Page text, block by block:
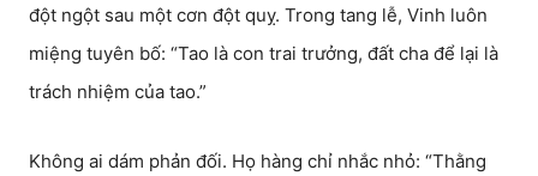
đột ngột sau một cơn đột quỵ. Trong tang lễ, Vinh luôn
miệng tuyên bố: “Tao là con trai trưởng, đất cha để lại là
trách nhiệm của tao.”
Không ai dám phản đối. Họ hàng chỉ nhắc nhỏ: “Thằng